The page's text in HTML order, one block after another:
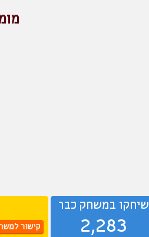
שיחקו במשחק כבר
2,283